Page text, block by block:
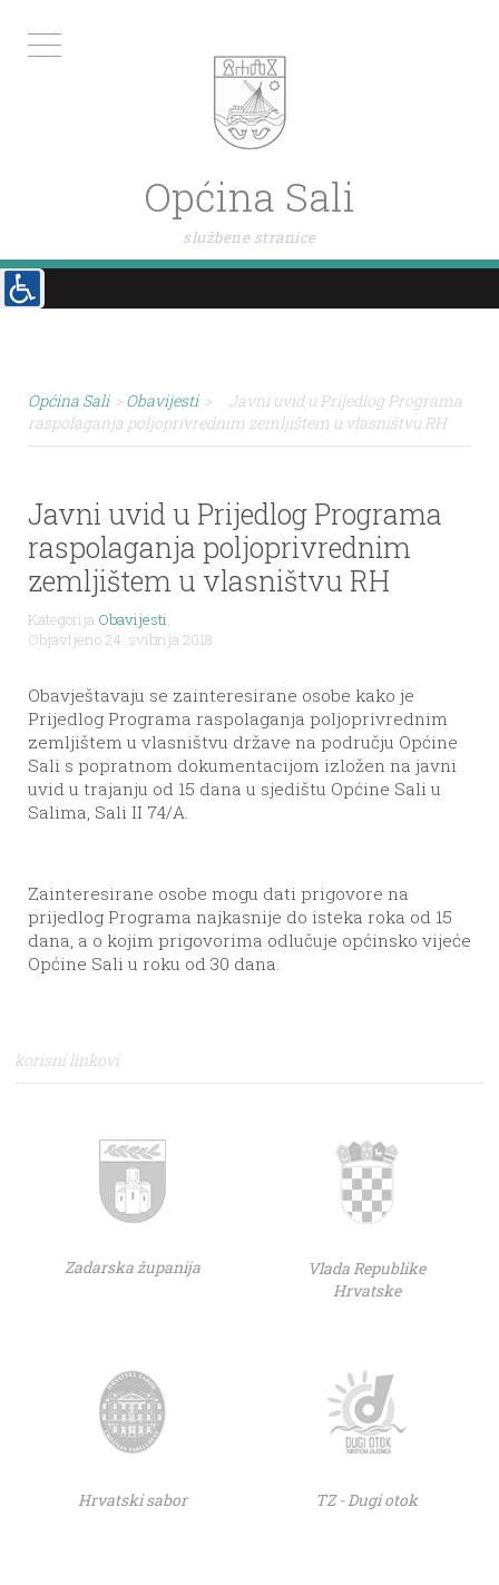
Općina Sali
službene stranice
Općina Sali > Obavijesti >
Javni uvid u Prijedlog Programa
raspolaganja poljoprivrednim zemljištem u vlasništvu RH
Javni uvid u Prijedlog Programa
raspolaganja poljoprivrednim
zemljištem u vlasništvu RH
Kategorija Obavijesti,
Objavljeno 24. svibnja 2018.
Obavještavaju se zainteresirane osobe kako je
Prijedlog Programa raspolaganja poljoprivrednim
zemljištem u vlasništvu države na području Općine
Sali s popratnom dokumentacijom izložen na javni
uvid u trajanju od 15 dana u sjedištu Općine Sali u
Salima, Sali II 74/A.
Zainteresirane osobe mogu dati prigovore na
prijedlog Programa najkasnije do isteka roka od 15
dana, a o kojim prigovorima odlučuje općinsko vijeće
Općine Sali u roku od 30 dana.
korisni linkovi
Zadarska županija
Vlada Republike
Hrvatske
Hrvatski sabor TZ - Dugi otok